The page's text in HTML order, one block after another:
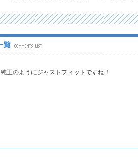
純正のようにジャストフィットですね！